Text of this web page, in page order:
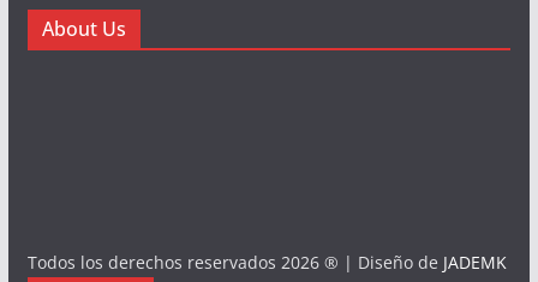
About Us
Todos los derechos reservados 2026 ® | Diseño de JADEMK